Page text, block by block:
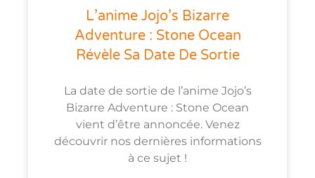
L’anime Jojo’s Bizarre
Adventure : Stone Ocean
Révèle Sa Date De Sortie
La date de sortie de l’anime Jojo’s
Bizarre Adventure : Stone Ocean
vient d’être annoncée. Venez
découvrir nos dernières informations
à ce sujet !